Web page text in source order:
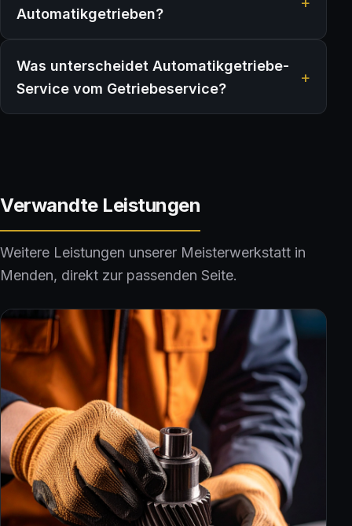
Automatikgetrieben?
Was unterscheidet Automatikgetriebe-
Service vom Getriebeservice?
Verwandte Leistungen
Weitere Leistungen unserer Meisterwerkstatt in
Menden, direkt zur passenden Seite.